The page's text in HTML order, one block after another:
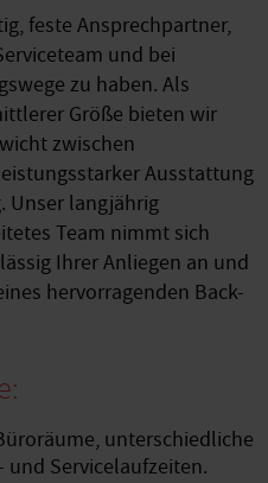
feste Ansprechpartner,
und bei
zu haben. Als
Größe bieten wir
zwischen
Ausstattung
Unser langjährig
Team nimmt sich
Ihrer Anliegen an und
hervorragenden Back-
unterschiedliche
und Servicelaufzeiten.